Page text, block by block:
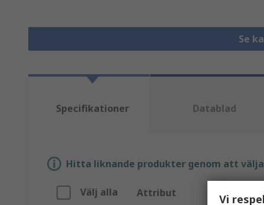
Se
Specifikationer Datablad
Hitta liknande produkter genom att
Välj alla Attribut Vi